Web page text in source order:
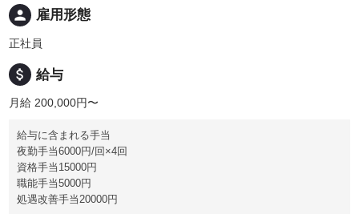
person 雇用形態
正社員
attach_money 給与
月給 200,000円〜
給与に含まれる手当
夜勤手当6000円/回×4回
資格手当15000円
職能手当5000円
処遇改善手当20000円